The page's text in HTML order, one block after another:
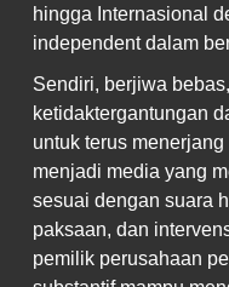
hingga Internasional
independent dalam
Sendiri, berjiwa
ketidaktergantungan
untuk terus
menjadi media yang
sesuai dengan suara
paksaan, dan
pemilik perusahaan